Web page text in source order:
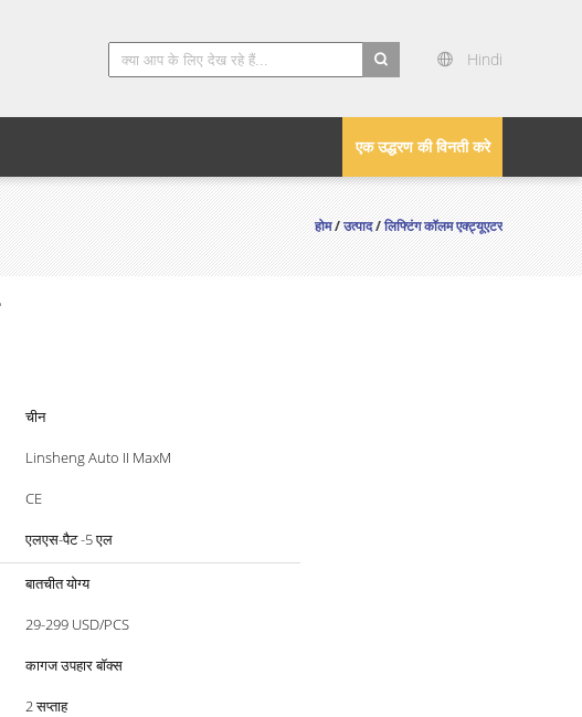
Hindi
एक उद्धरण की विनती करे
होम/उत्पाद/लिफ्टिंग कॉलम एक्ट्यूएटर
चीन
Linsheng Auto II MaxM
CE
एलएस-पैट -5 एल
बातचीत योग्य
29-299 USD/PCS
कागज उपहार बॉक्स
2 सप्ताह